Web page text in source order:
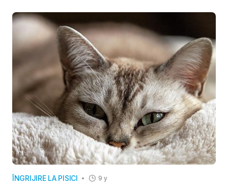
dorite, precum culori noi, diverse modele sau lungimi
ale blanitei.Tonkineseeste un astfel de amestec,
creat prin incrucisarea siamezei si a birmanezei.
ÎNGRIJIRE LA PISICI 9 y